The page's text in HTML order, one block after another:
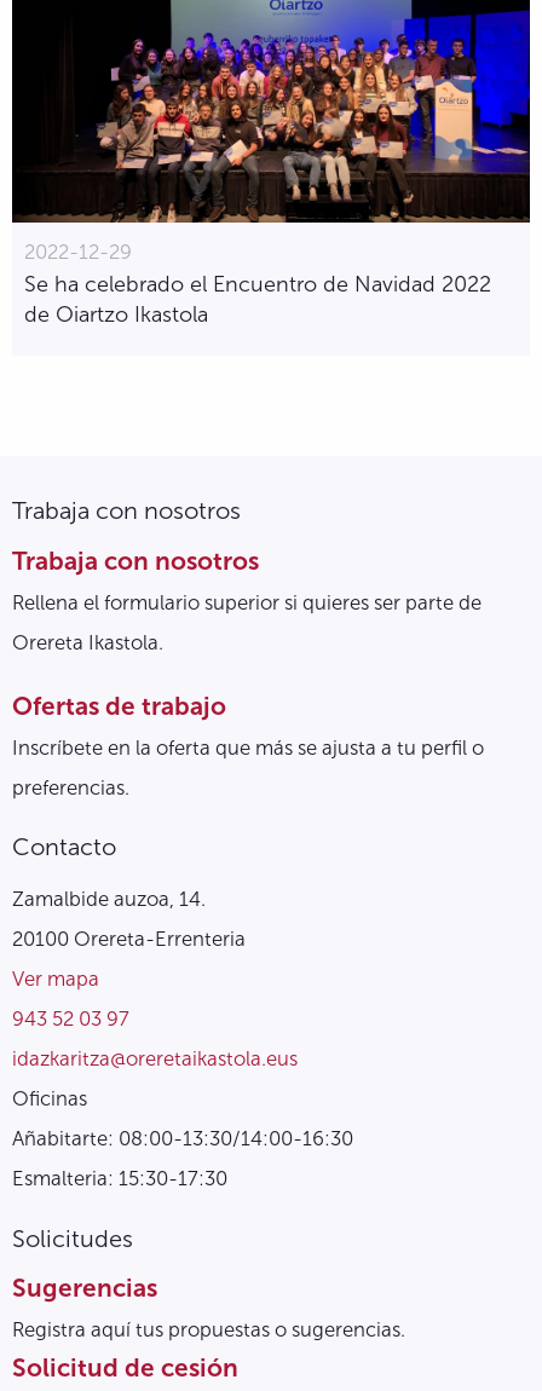
2022-12-29
Se ha celebrado el Encuentro de Navidad 2022
de Oiartzo Ikastola
Trabaja con nosotros
Trabaja con nosotros
Rellena el formulario superior si quieres ser parte de
Orereta Ikastola.
Ofertas de trabajo
Inscríbete en la oferta que más se ajusta a tu perfil o
preferencias.
Contacto
Zamalbide auzoa, 14.
20100 Orereta-Errenteria
Ver mapa
943 52 03 97
idazkaritza@oreretaikastola.eus
Oficinas
Añabitarte: 08:00-13:30/14:00-16:30
Esmalteria: 15:30-17:30
Solicitudes
Sugerencias
Registra aquí tus propuestas o sugerencias.
Solicitud de cesión